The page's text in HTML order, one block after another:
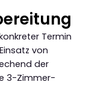
Termin
von
der
3-Zimmer-